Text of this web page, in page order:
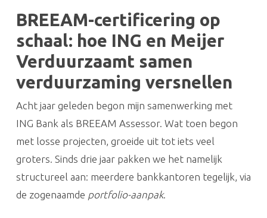
BREEAM-certificering op
schaal: hoe ING en Meijer
Verduurzaamt samen
verduurzaming versnellen
Acht jaar geleden begon mijn samenwerking met
ING Bank als BREEAM Assessor. Wat toen begon
met losse projecten, groeide uit tot iets veel
groters. Sinds drie jaar pakken we het namelijk
structureel aan: meerdere bankkantoren tegelijk, via
de zogenaamde portfolio-aanpak.